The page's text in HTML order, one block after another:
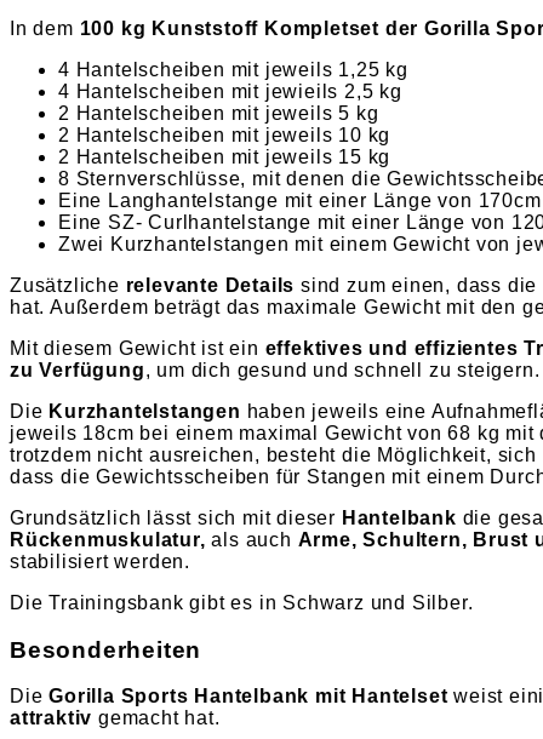
In dem 100 kg Kunststoff Kompletset der Gorilla
4 Hantelscheiben mit jeweils 1,25 kg
4 Hantelscheiben mit jewieils 2,5 kg
2 Hantelscheiben mit jeweils 5 kg
2 Hantelscheiben mit jeweils 10 kg
2 Hantelscheiben mit jeweils 15 kg
8 Sternverschlüsse, mit denen die
Eine Langhantelstange mit einer Länge von
Eine SZ- Curlhantelstange mit einer Länge von
Zwei Kurzhantelstangen mit einem Gewicht von
Zusätzliche relevante Details sind zum einen, dass die
hat. Außerdem beträgt das maximale Gewicht mit den
Mit diesem Gewicht ist ein effektives und effizientes
zu Verfügung, um dich gesund und schnell zu steigern.
Die Kurzhantelstangen haben jeweils eine
jeweils 18cm bei einem maximal Gewicht von 68 kg
trotzdem nicht ausreichen, besteht die Möglichkeit,
dass die Gewichtsscheiben für Stangen mit einem
Grundsätzlich lässt sich mit dieser Hantelbank die
Rückenmuskulatur, als auch Arme, Schultern, Brust
stabilisiert werden.
Die Trainingsbank gibt es in Schwarz und Silber.
Besonderheiten
DieGorilla Sports Hantelbank mit Hantelset weist
attraktiv gemacht hat.